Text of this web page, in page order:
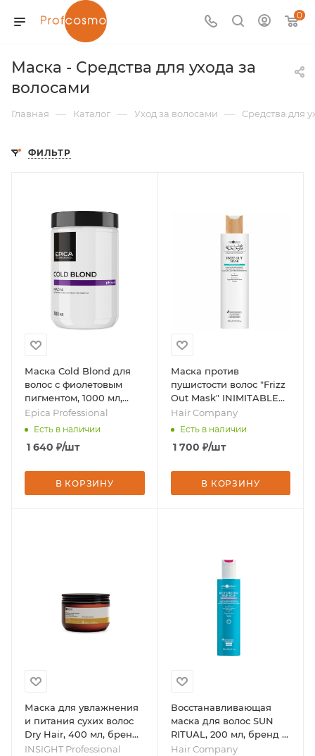
0
Маска - Средства для ухода за
волосами
Главная — Каталог — Уход за волосами — Средства для
ФИЛЬТР
Маска Cold Blond для
волос с фиолетовым
пигментом, 1000 мл,
бренд - Epica
Professional
Epica Professional
Есть в наличии
1 640 ₽/шт
В КОРЗИНУ
Маска против
пушистости волос "Frizz
Out Mask" INIMITABLE
STYLE, 200 мл, бренд -
Hair Company
Hair Company
Есть в наличии
1 700 ₽/шт
В КОРЗИНУ
Маска для увлажнения
и питания сухих волос
Dry Hair, 400 мл, бренд
- INSIGHT Professional
INSIGHT Professional
Восстанавливающая
маска для волос SUN
RITUAL, 200 мл, бренд -
Hair Company
Hair Company